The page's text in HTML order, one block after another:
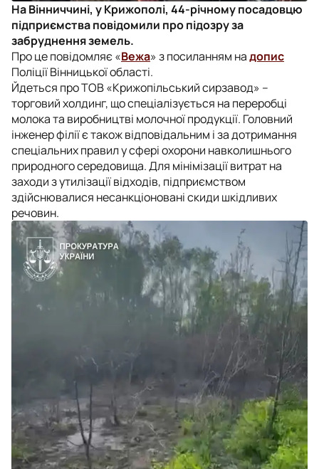
На Вінниччині, у Крижополі, 44-річному посадовцю
підприємства повідомили про підозру за
забруднення земель.
Про це повідомляє «Вежа» з посиланням надопис
Поліції Вінницької області.
Йдеться про ТОВ «Крижопільський сирзавод» –
торговий холдинг, що спеціалізується на переробці
молока та виробництві молочної продукції. Головний
інженер філії є також відповідальним і за дотримання
спеціальних правил у сфері охорони навколишнього
природного середовища. Для мінімізації витрат на
заходи з утилізації відходів, підприємством
здійснювалися несанкціоновані скиди шкідливих
речовин.